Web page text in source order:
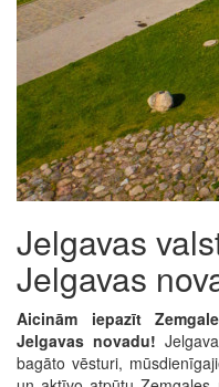
Jelgavas
Jelgavas
Aicinām iepazīt
Jelgavas novadu!
bagāto vēsturi,